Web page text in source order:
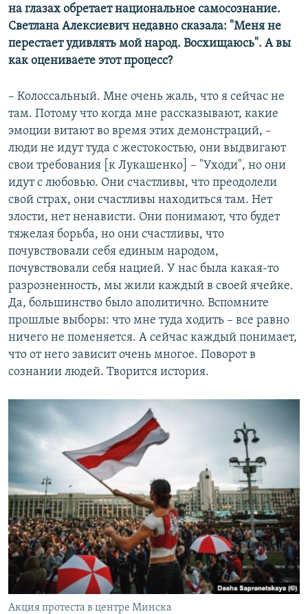
на глазах обретает национальное самосознание.
Светлана Алексиевич недавно сказала: "Меня не
перестает удивлять мой народ. Восхищаюсь". А вы
как оцениваете этот процесс?
– Колоссальный. Мне очень жаль, что я сейчас не
там. Потому что когда мне рассказывают, какие
эмоции витают во время этих демонстраций, –
люди не идут туда с жестокостью, они выдвигают
свои требования [к Лукашенко] – "Уходи", но они
идут с любовью. Они счастливы, что преодолели
свой страх, они счастливы находиться там. Нет
злости, нет ненависти. Они понимают, что будет
тяжелая борьба, но они счастливы, что
почувствовали себя единым народом,
почувствовали себя нацией. У нас была какая-то
разрозненность, мы жили каждый в своей ячейке.
Да, большинство было аполитично. Вспомните
прошлые выборы: что мне туда ходить – все равно
ничего не поменяется. А сейчас каждый понимает,
что от него зависит очень многое. Поворот в
сознании людей. Творится история.
Акция протеста в центре Минска